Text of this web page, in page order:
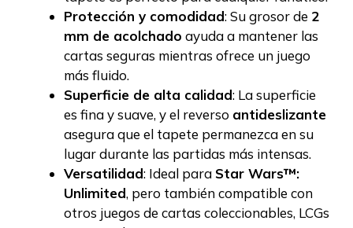
Protección y comodidad: Su grosor de 2
mm de acolchado ayuda a mantener las
cartas seguras mientras ofrece un juego
más fluido.
Superficie de alta calidad: La superficie
es fina y suave, y el reverso antideslizante
asegura que el tapete permanezca en su
lugar durante las partidas más intensas.
Versatilidad: Ideal para Star Wars™:
Unlimited, pero también compatible con
otros juegos de cartas coleccionables, LCGs